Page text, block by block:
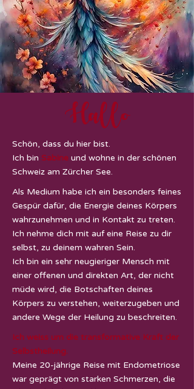
Hallo
Schön, dass du hier bist.
Ich bin Sabine und wohne in der schönen
Schweiz am Zürcher See.
Als Medium habe ich ein besonders feines
Gespür dafür, die Energie deines Körpers
wahrzunehmen und in Kontakt zu treten.
Ich nehme dich mit auf eine Reise zu dir
selbst, zu deinem wahren Sein.
Ich bin ein sehr neugieriger Mensch mit
einer offenen und direkten Art, der nicht
müde wird, die Botschaften deines
Körpers zu verstehen, weiterzugeben und
andere Wege der Heilung zu beschreiten.
Ich weiss um die transformative Kraft der
Selbstheilung.
Meine 20-jährige Reise mit Endometriose
war geprägt von starken Schmerzen, die